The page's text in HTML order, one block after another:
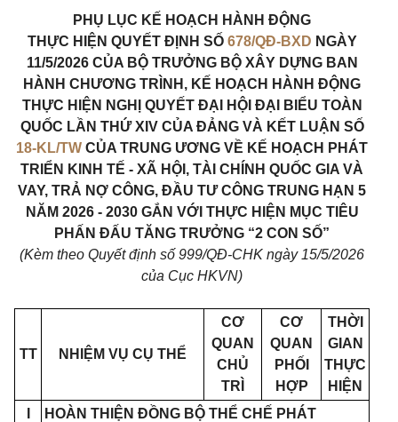
PHỤ LỤC KẾ HOẠCH HÀNH ĐỘNG
THỰC HIỆN QUYẾT ĐỊNH SỐ 678/QĐ-BXD NGÀY
11/5/2026 CỦA BỘ TRƯỞNG BỘ XÂY DỰNG BAN
HÀNH CHƯƠNG TRÌNH, KẾ HOẠCH HÀNH ĐỘNG
THỰC HIỆN NGHỊ QUYẾT ĐẠI HỘI ĐẠI BIỂU TOÀN
QUỐC LẦN THỨ XIV CỦA ĐẢNG VÀ KẾT LUẬN SỐ
18-KL/TW CỦA TRUNG ƯƠNG VỀ KẾ HOẠCH PHÁT
TRIỂN KINH TẾ - XÃ HỘI, TÀI CHÍNH QUỐC GIA VÀ
VAY, TRẢ NỢ CÔNG, ĐẦU TƯ CÔNG TRUNG HẠN 5
NĂM 2026 - 2030 GẮN VỚI THỰC HIỆN MỤC TIÊU
PHẤN ĐẤU TĂNG TRƯỞNG “2 CON SỐ”
(Kèm theo Quyết định số 999/QĐ-CHK ngày 15/5/2026
của Cục HKVN)
TT NHIỆM VỤ CỤ THỂ
CƠ
QUAN
CHỦ
TRÌ
CƠ
QUAN
PHỐI
HỢP
THỜI
GIAN
THỰC
HIỆN
HOÀN THIỆN ĐỒNG BỘ THỂ CHẾ PHÁT